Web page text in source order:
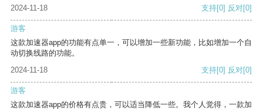
2024-11-18
支持[0] 反对[0]
游客
这款加速器app的功能有点单一，可以增加一些新功能，比如增加一个自
动切换线路的功能。
2024-11-18
支持[0] 反对[0]
游客
这款加速器app的价格有点贵，可以适当降低一些。我个人觉得，一款加